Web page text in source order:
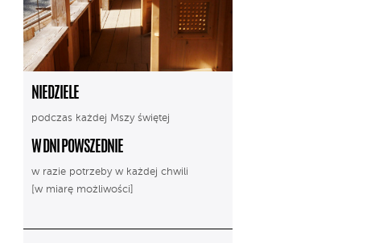
NIEDZIELE
podczas każdej Mszy świętej
W DNI POWSZEDNIE
w razie potrzeby w każdej chwili
[w miarę możliwości]